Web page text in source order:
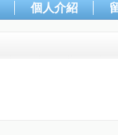
個人介紹